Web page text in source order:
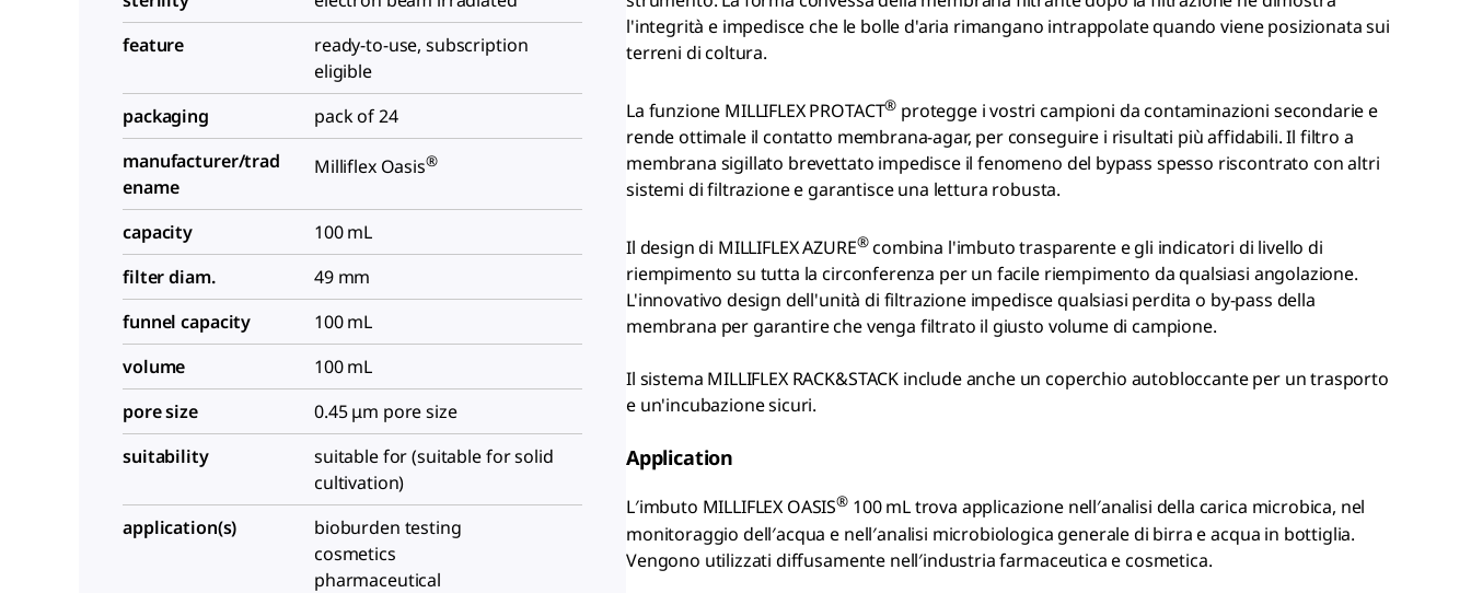
feature
ready-to-use, subscription
eligible
packaging
pack of 24
manufacturer/trad
ename
Milliflex Oasis®
capacity
100 mL
filter diam.
49 mm
funnel capacity
100 mL
volume
100 mL
pore size
0.45 μm pore size
suitability
suitable for (suitable for solid
cultivation)
application(s)
bioburden testing
cosmetics
pharmaceutical
l'integrità e impedisce che le bolle d'aria rimangano intrappolate quando viene posizionata sui
terreni di coltura.
La funzione MILLIFLEX PROTACT® protegge i vostri campioni da contaminazioni secondarie e
rende ottimale il contatto membrana-agar, per conseguire i risultati più affidabili. Il filtro a
membrana sigillato brevettato impedisce il fenomeno del bypass spesso riscontrato con altri
sistemi di filtrazione e garantisce una lettura robusta.
Il design di MILLIFLEX AZURE®combina l'imbuto trasparente e gli indicatori di livello di
riempimento su tutta la circonferenza per un facile riempimento da qualsiasi angolazione.
L'innovativo design dell'unità di filtrazione impedisce qualsiasi perdita o by-pass della
membrana per garantire che venga filtrato il giusto volume di campione.
Il sistema MILLIFLEX RACK&STACK include anche un coperchio autobloccante per un trasporto
e un'incubazione sicuri.
Application
L′imbuto MILLIFLEX OASIS® 100 mL trova applicazione nell′analisi della carica microbica, nel
monitoraggio dell′acqua e nell′analisi microbiologica generale di birra e acqua in bottiglia.
Vengono utilizzati diffusamente nell′industria farmaceutica e cosmetica.